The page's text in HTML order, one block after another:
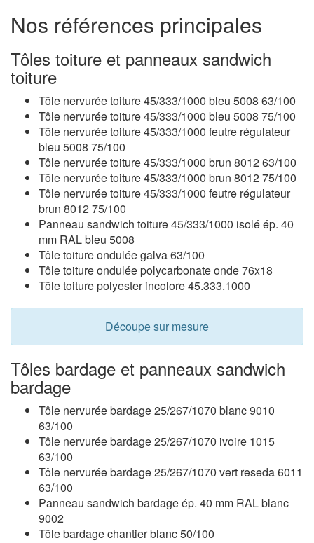
Nos références principales
Tôles toiture et panneaux sandwich
toiture
Tôle nervurée toiture 45/333/1000 bleu 5008 63/100
Tôle nervurée toiture 45/333/1000 bleu 5008 75/100
Tôle nervurée toiture 45/333/1000 feutre régulateur
bleu 5008 75/100
Tôle nervurée toiture 45/333/1000 brun 8012 63/100
Tôle nervurée toiture 45/333/1000 brun 8012 75/100
Tôle nervurée toiture 45/333/1000 feutre régulateur
brun 8012 75/100
Panneau sandwich toiture 45/333/1000 isolé ép. 40
mm RAL bleu 5008
Tôle toiture ondulée galva 63/100
Tôle toiture ondulée polycarbonate onde 76x18
Tôle toiture polyester incolore 45.333.1000
Découpe sur mesure
Tôles bardage et panneaux sandwich
bardage
Tôle nervurée bardage 25/267/1070 blanc 9010
63/100
Tôle nervurée bardage 25/267/1070 ivoire 1015
63/100
Tôle nervurée bardage 25/267/1070 vert reseda 6011
63/100
Panneau sandwich bardage ép. 40 mm RAL blanc
9002
Tôle bardage chantier blanc 50/100